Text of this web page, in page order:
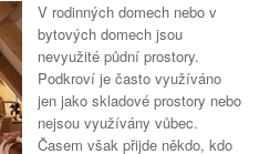
V rodinných domech nebo v
bytových domech jsou
nevyužité půdní prostory.
Podkroví je často využíváno
jen jako skladové prostory nebo
nejsou využívány vůbec.
Časem však přijde někdo, kdo